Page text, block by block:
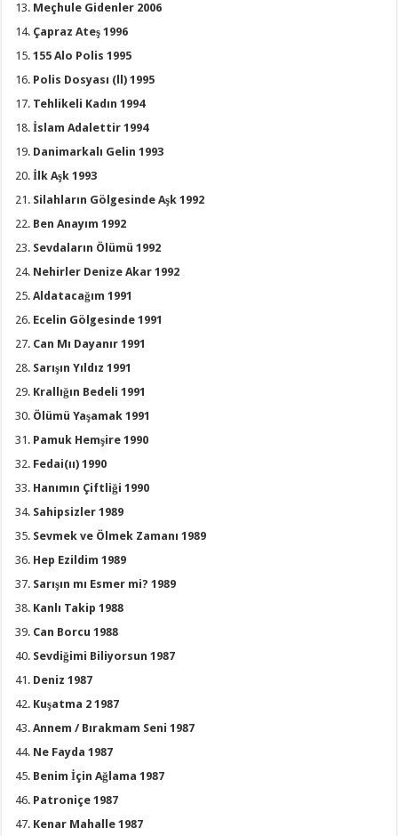
Meçhule Gidenler 2006
Çapraz Ateş 1996
155 Alo Polis 1995
Polis Dosyası (ll) 1995
Tehlikeli Kadın 1994
İslam Adalettir 1994
Danimarkalı Gelin 1993
İlk Aşk 1993
Silahların Gölgesinde Aşk 1992
Ben Anayım 1992
Sevdaların Ölümü 1992
Nehirler Denize Akar 1992
Aldatacağım 1991
Ecelin Gölgesinde 1991
Can Mı Dayanır 1991
Sarışın Yıldız 1991
Krallığın Bedeli 1991
Ölümü Yaşamak 1991
Pamuk Hemşire 1990
Fedai(ıı) 1990
Hanımın Çiftliği 1990
Sahipsizler 1989
Sevmek ve Ölmek Zamanı 1989
Hep Ezildim 1989
Sarışın mı Esmer mi? 1989
Kanlı Takip 1988
Can Borcu 1988
Sevdiğimi Biliyorsun 1987
Deniz 1987
Kuşatma 2 1987
Annem / Bırakmam Seni 1987
Ne Fayda 1987
Benim İçin Ağlama 1987
Patroniçe 1987
Kenar Mahalle 1987